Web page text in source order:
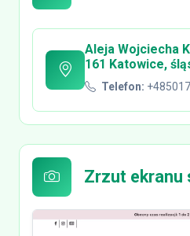
Aleja Wojciecha
161 Katowice,
Telefon:
Zrzut ekranu